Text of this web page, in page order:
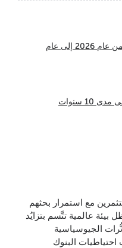
التوقُّعات التحليلية لأسعار الذهب للفترة من عام 2026 إلى عام
سنوات
مع استمرار بحثهم
عالمية تتَّسم بتزايُد
الجيوسياسية
احتياطيات البنوك